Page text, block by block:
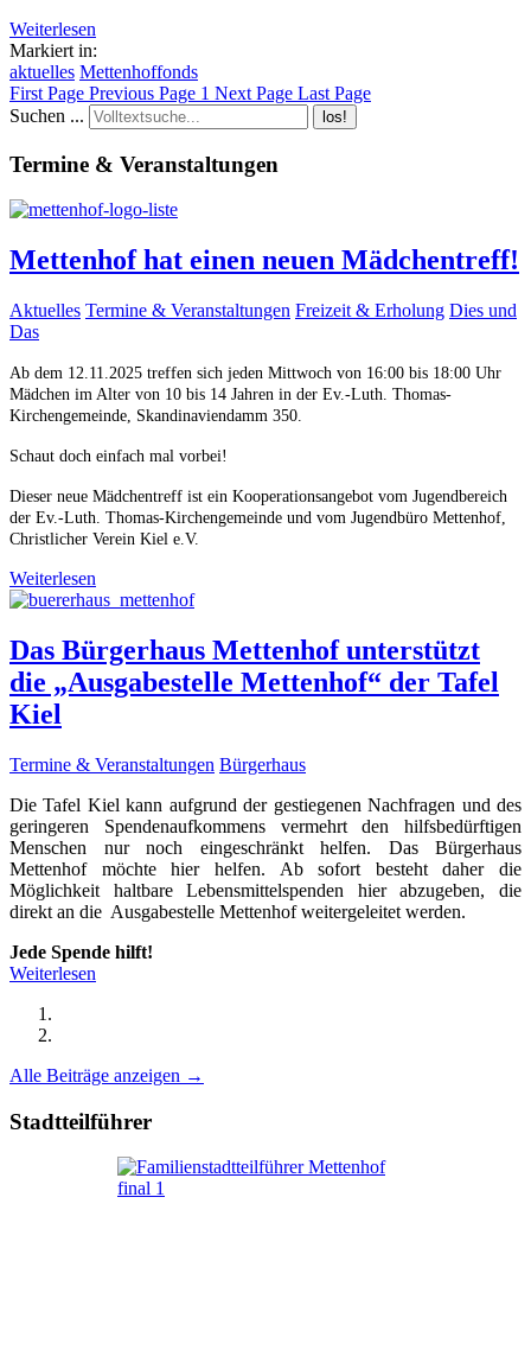
Weiterlesen
Markiert in:
aktuelles Mettenhoffonds
First Page Previous Page 1 Next Page Last Page
Suchen ...
los!
Termine & Veranstaltungen
Mettenhof hat einen neuen Mädchentreff!
Aktuelles Termine & Veranstaltungen Freizeit & Erholung Dies und
Das
Ab dem 12.11.2025 treffen sich jeden Mittwoch von 16:00 bis 18:00 Uhr
Mädchen im Alter von 10 bis 14 Jahren in der Ev.-Luth. Thomas-
Kirchengemeinde, Skandinaviendamm 350.
Schaut doch einfach mal vorbei!
Dieser neue Mädchentreff ist ein Kooperationsangebot vom Jugendbereich
der Ev.-Luth. Thomas-Kirchengemeinde und vom Jugendbüro Mettenhof,
Christlicher Verein Kiel e.V.
Weiterlesen
Das Bürgerhaus Mettenhof unterstützt
die „Ausgabestelle Mettenhof“ der Tafel
Kiel
Termine & Veranstaltungen Bürgerhaus
Die Tafel Kiel kann aufgrund der gestiegenen Nachfragen und des
geringeren Spendenaufkommens vermehrt den hilfsbedürftigen
Menschen nur noch eingeschränkt helfen. Das Bürgerhaus
Mettenhof möchte hier helfen. Ab sofort besteht daher die
Möglichkeit haltbare Lebensmittelspenden hier abzugeben, die
direkt an die Ausgabestelle Mettenhof weitergeleitet werden.
Jede Spende hilft!
Weiterlesen
Alle Beiträge anzeigen →
Stadtteilführer